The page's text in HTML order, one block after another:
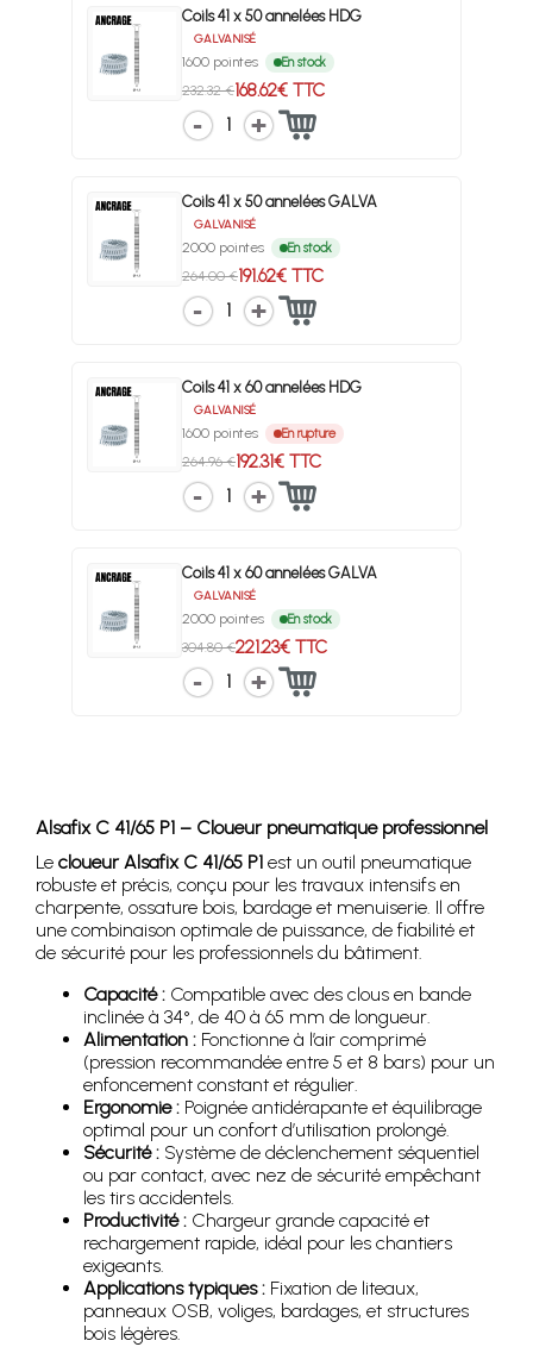
Coils 41 x 50 annelées HDG
GALVANISÉ
1600 pointes En stock
232.32 €168.62€ TTC
1
Coils 41 x 50 annelées GALVA
GALVANISÉ
2000 pointes En stock
264.00 €191.62€ TTC
1
Coils 41 x 60 annelées HDG
GALVANISÉ
1600 pointes En rupture
264.96 €192.31€ TTC
1
Coils 41 x 60 annelées GALVA
GALVANISÉ
2000 pointes En stock
304.80 €221.23€ TTC
1
Alsafix C 41/65 P1 – Cloueur pneumatique professionnel
Le cloueur Alsafix C 41/65 P1 est un outil pneumatique
robuste et précis, conçu pour les travaux intensifs en
charpente, ossature bois, bardage et menuiserie. Il offre
une combinaison optimale de puissance, de fiabilité et
de sécurité pour les professionnels du bâtiment.
Capacité : Compatible avec des clous en bande
inclinée à 34°, de 40 à 65 mm de longueur.
Alimentation : Fonctionne à l’air comprimé
(pression recommandée entre 5 et 8 bars) pour un
enfoncement constant et régulier.
Ergonomie : Poignée antidérapante et équilibrage
optimal pour un confort d’utilisation prolongé.
Sécurité : Système de déclenchement séquentiel
ou par contact, avec nez de sécurité empêchant
les tirs accidentels.
Productivité : Chargeur grande capacité et
rechargement rapide, idéal pour les chantiers
exigeants.
Applications typiques : Fixation de liteaux,
panneaux OSB, voliges, bardages, et structures
bois légères.